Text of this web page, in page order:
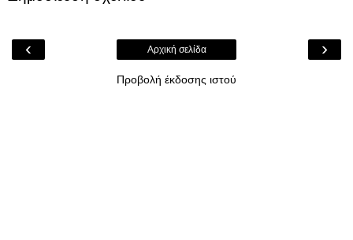
‹ ›
Αρχική σελίδα
Προβολή έκδοσης ιστού